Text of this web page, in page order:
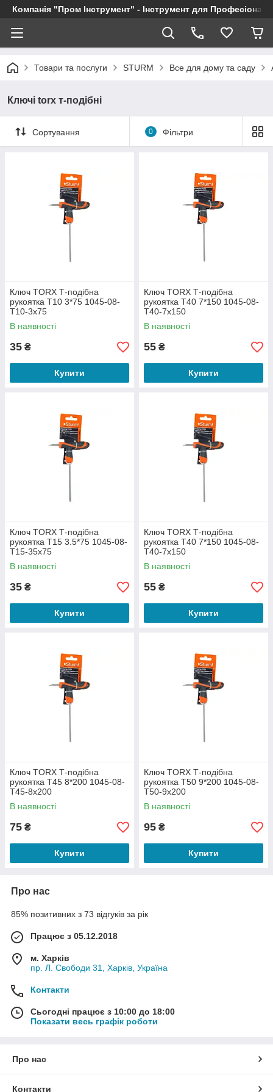
Компанія "Пром Інструмент" - Інструмент для
Товари та послуги STURM Все для дому та саду
Ключі torx т-подібні
Сортування 0 Фільтри
Ключ TORX Т-подібна
рукоятка T10 3*75 1045-08-
T10-3x75
В наявності
35 ₴
Купити
Ключ TORX Т-подібна
рукоятка T40 7*150 1045-08-
T40-7x150
В наявності
55 ₴
Купити
Ключ TORX Т-подібна
рукоятка T15 3.5*75 1045-08-
T15-35x75
В наявності
35 ₴
Купити
Ключ TORX Т-подібна
рукоятка T40 7*150 1045-08-
T40-7x150
В наявності
55 ₴
Купити
Ключ TORX Т-подібна
рукоятка T45 8*200 1045-08-
T45-8x200
В наявності
75 ₴
Купити
Ключ TORX Т-подібна
рукоятка T50 9*200 1045-08-
T50-9x200
В наявності
95 ₴
Купити
Про нас
85% позитивних з 73 відгуків за рік
Працює з 05.12.2018
м. Харків
пр. Л. Свободи 31, Харків, Україна
Контакти
Сьогодні працює з 10:00 до 18:00
Показати весь графік роботи
Про нас
Контакти